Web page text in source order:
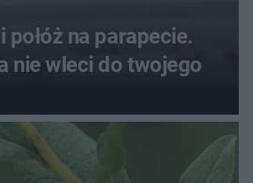
na parapecie.
nie wleci do twojego